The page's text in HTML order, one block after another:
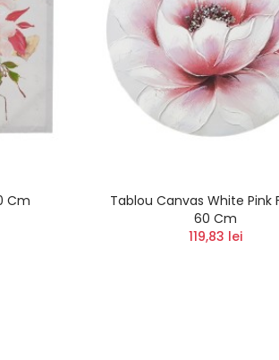
Cm
Tablou Canvas White Pink
60 Cm
119,83 lei